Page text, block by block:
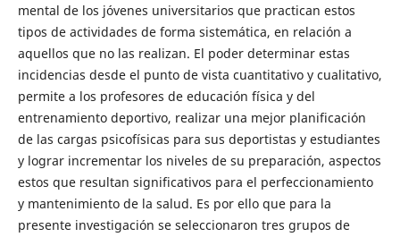
mental de los jóvenes universitarios que practican estos
tipos de actividades de forma sistemática, en relación a
aquellos que no las realizan. El poder determinar estas
incidencias desde el punto de vista cuantitativo y cualitativo,
permite a los profesores de educación física y del
entrenamiento deportivo, realizar una mejor planificación
de las cargas psicofísicas para sus deportistas y estudiantes
y lograr incrementar los niveles de su preparación, aspectos
estos que resultan significativos para el perfeccionamiento
y mantenimiento de la salud. Es por ello que para la
presente investigación se seleccionaron tres grupos de